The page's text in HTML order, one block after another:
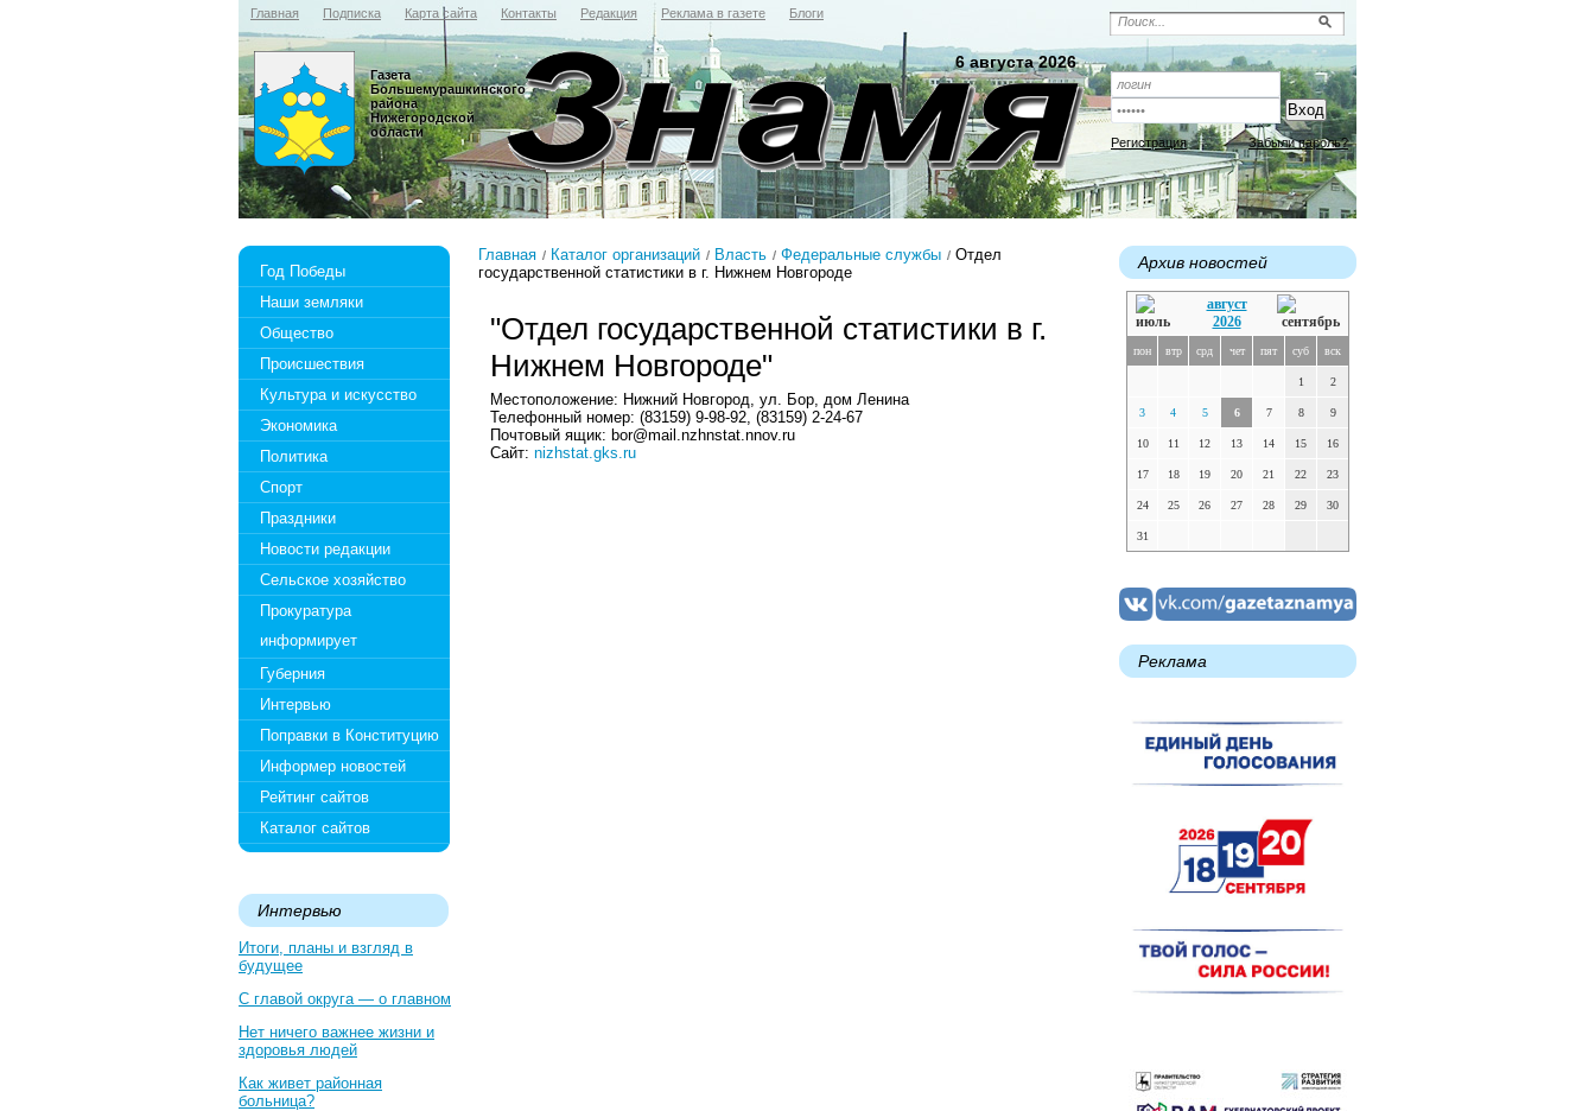
Главная Подписка Карта сайта Контакты Редакция Реклама в газете Блоги
Регистрация Забыли пароль?
6 августа 2026
Газета
Большемурашкинского
района
Нижегородской
области
Год Победы
Наши земляки
Общество
Происшествия
Культура и искусство
Экономика
Политика
Спорт
Праздники
Новости редакции
Сельское хозяйство
Прокуратура
информирует
Губерния
Интервью
Поправки в Конституцию
Информер новостей
Рейтинг сайтов
Каталог сайтов
Интервью
Итоги, планы и взгляд в
будущее
С главой округа — о главном
Нет ничего важнее жизни и
здоровья людей
Как живет районная
больница?
Главная Каталог организаций Власть Федеральные службы
Отдел
государственной статистики в г. Нижнем Новгороде
"Отдел государственной статистики в г.
Нижнем Новгороде"
Местоположение: Нижний Новгород, ул. Бор, дом Ленина
Телефонный номер: (83159) 9-98-92, (83159) 2-24-67
Почтовый ящик: bor@mail.nzhnstat.nnov.ru
Сайт: nizhstat.gks.ru
Архив новостей
август
2026
пон втр срд чет пят суб вск
1 2
3 4 5 6 7 8 9
10 11 12 13 14 15 16
17 18 19 20 21 22 23
24 25 26 27 28 29 30
31
Реклама